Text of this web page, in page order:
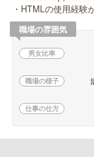
・HTMLの使用経験
職場の雰囲気
男女比率
職場の様子
仕事の仕方